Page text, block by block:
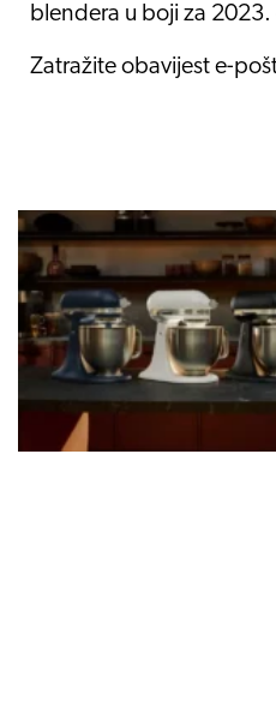
blendera u boji za
Zatražite obavijest e-